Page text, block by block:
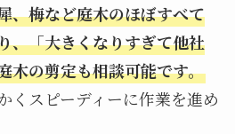
、梅など庭木のほぼすべて
、「大きくなりすぎて他社
木の剪定も相談可能です。
くスピーディーに作業を進め